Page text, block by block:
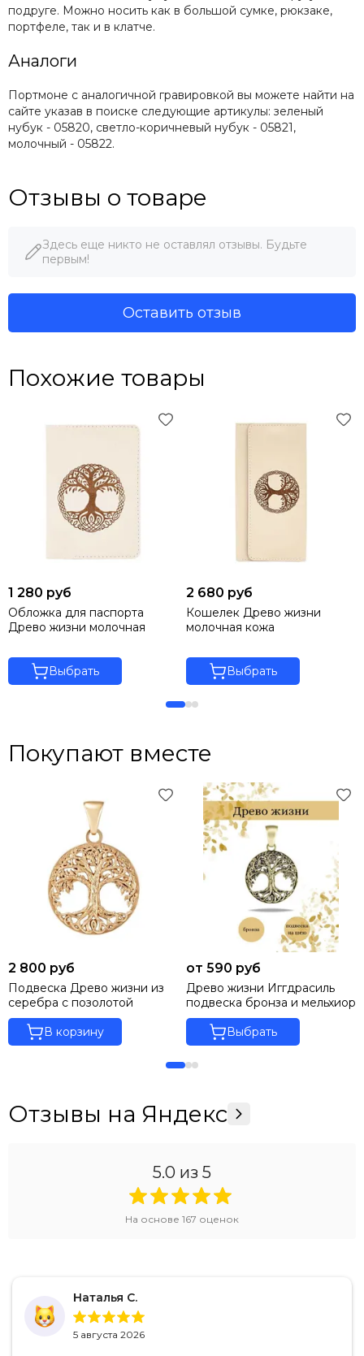
подруге. Можно носить как в большой сумке, рюкзаке,
портфеле, так и в клатче.
Аналоги
Портмоне с аналогичной гравировкой вы можете найти на
сайте указав в поиске следующие артикулы: зеленый
нубук - 05820, светло-коричневый нубук - 05821,
молочный - 05822.
Отзывы о товаре
Здесь еще никто не оставлял отзывы. Будьте
первым!
Оставить отзыв
Похожие товары
1 280 руб
Обложка для паспорта
Древо жизни молочная
Выбрать
2 680 руб
Кошелек Древо жизни
молочная кожа
Выбрать
Покупают вместе
2 800 руб
Подвеска Древо жизни из
серебра с позолотой
В корзину
от 590 руб
Древо жизни Иггдрасиль
подвеска бронза и мельхиор
Выбрать
Отзывы на Яндекс
5.0 из 5
На основе 167 оценок
Наталья С.
5 августа 2026